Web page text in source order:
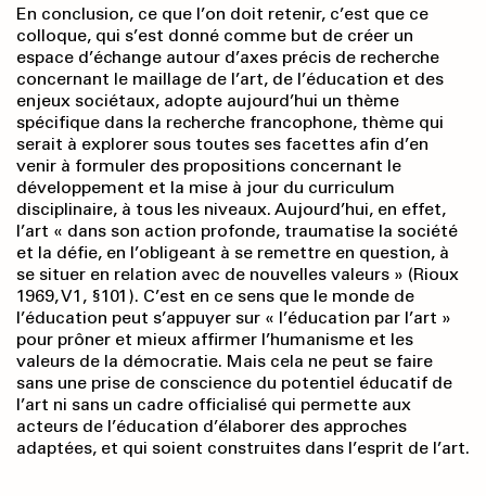
En conclusion, ce que l’on doit retenir, c’est que ce
colloque, qui s’est donné comme but de créer un
espace d’échange autour d’axes précis de recherche
concernant le maillage de l’art, de l’éducation et des
enjeux sociétaux, adopte aujourd’hui un thème
spécifique dans la recherche francophone, thème qui
serait à explorer sous toutes ses facettes afin d’en
venir à formuler des propositions concernant le
développement et la mise à jour du curriculum
disciplinaire, à tous les niveaux. Aujourd’hui, en effet,
l’art « dans son action profonde, traumatise la société
et la défie, en l’obligeant à se remettre en question, à
se situer en relation avec de nouvelles valeurs » (Rioux
1969, V1, §101). C’est en ce sens que le monde de
l’éducation peut s’appuyer sur « l’éducation par l’art »
pour prôner et mieux affirmer l’humanisme et les
valeurs de la démocratie. Mais cela ne peut se faire
sans une prise de conscience du potentiel éducatif de
l’art ni sans un cadre officialisé qui permette aux
acteurs de l’éducation d’élaborer des approches
adaptées, et qui soient construites dans l’esprit de l’art.